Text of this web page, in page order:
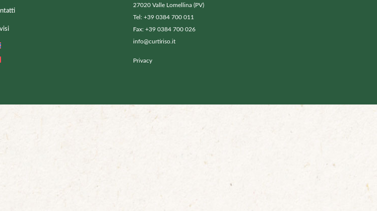
27020 Valle Lomellina (PV)
Tel: +39 0384 700 011
Fax: +39 0384 700 026
info@curtiriso.it
Privacy